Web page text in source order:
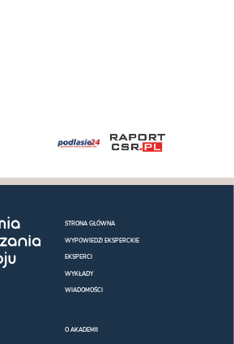
STRONA GŁÓWNA
WYPOWIEDZI EKSPERCKIE
EKSPERCI
WYKŁADY
WIADOMOŚCI
O AKADEMII